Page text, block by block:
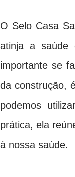
O Selo Casa
atinja a saúde
importante se
da construção,
podemos
prática, ela
à nossa saúde.